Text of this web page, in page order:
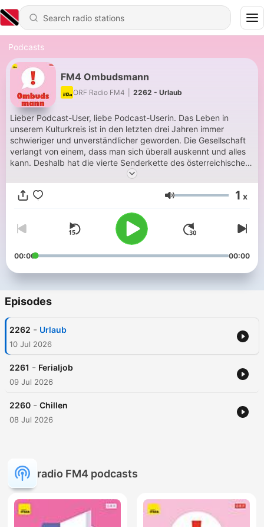
Podcasts
FM4 Ombudsmann
ORF Radio FM4 2262 - Urlaub
Lieber Podcast-User, liebe Podcast-Userin. Das Leben in
unserem Kulturkreis ist in den letzten drei Jahren immer
schwieriger und unverständlicher geworden. Die Gesellschaft
verlangt von einem, dass man sich überall auskennt und alles
kann. Deshalb hat die vierte Senderkette des österreichischen
Rundfunks ein neues Dienstleistungstool eingerichtet. Mich.
Den FM4 Ombudsmann. Ich werde mich bemühen, für alle
Fragen, die da kommen mögen, nach bestem Wissen oder
formulieren. Mein Team, bestehend aus so erfahrenen
Problemlösern wie Martin Puntigam und Hosea Ratschiller wird
mir in dieser Mission tatkräftig zur Seite stehen.
Volume 1 x
00:00 00:00
Episodes
2262 - Urlaub
10 Jul 2026
2261 - Ferialjob
09 Jul 2026
2260 - Chillen
08 Jul 2026
radio FM4 podcasts